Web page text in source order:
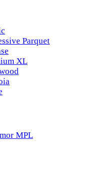
Parquet
XL
MPL